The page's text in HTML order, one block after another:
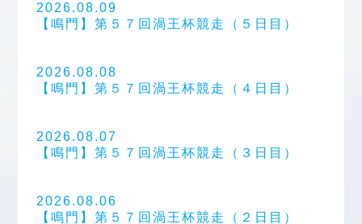
2026.08.09
【鳴門】第５７回渦王杯競走（５日目）
2026.08.08
【鳴門】第５７回渦王杯競走（４日目）
2026.08.07
【鳴門】第５７回渦王杯競走（３日目）
2026.08.06
【鳴門】第５７回渦王杯競走（２日目）